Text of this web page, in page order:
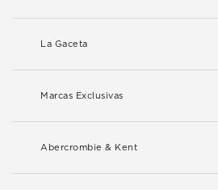
La Gaceta
Marcas Exclusivas
Abercrombie & Kent